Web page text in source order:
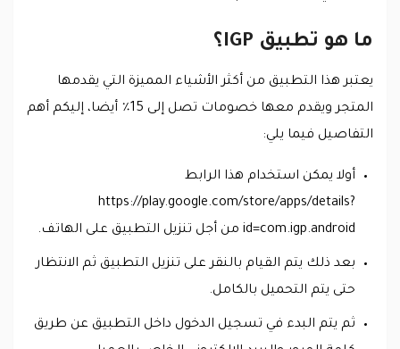
ما هو تطبيق IGP؟
يعتبر هذا التطبيق من أكثر الأشياء المميزة التي يقدمها
المتجر ويقدم معها خصومات تصل إلى 15٪ أيضا، إليكم أهم
التفاصيل فيما يلي:
أولا يمكن استخدام هذا الرابط
https://play.google.com/store/apps/details?
id=com.igp.android من أجل تنزيل التطبيق على الهاتف.
بعد ذلك يتم القيام بالنقر على تنزيل التطبيق ثم الانتظار
حتى يتم التحميل بالكامل.
ثم يتم البدء في تسجيل الدخول داخل التطبيق عن طريق